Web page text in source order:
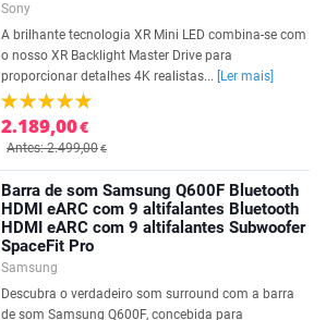
Sony
A brilhante tecnologia XR Mini LED combina-se com
o nosso XR Backlight Master Drive para
proporcionar detalhes 4K realistas...
[Ler mais]
2.189,00€
Antes: 2.499,00€
Barra de som Samsung Q600F Bluetooth
HDMI eARC com 9 altifalantes Bluetooth
HDMI eARC com 9 altifalantes Subwoofer
SpaceFit Pro
Samsung
Descubra o verdadeiro som surround com a barra
de som Samsung Q600F, concebida para